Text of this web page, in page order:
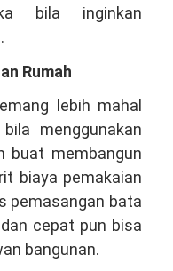
bila inginkan
Rumah
lebih mahal
menggunakan
buat membangun
biaya pemakaian
pemasangan bata
cepat pun bisa
bangunan.